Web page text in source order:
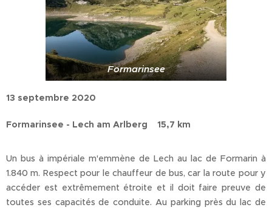
Formarinsee
13 septembre 2020
Formarinsee - Lech am Arlberg 15,7 km
Un bus à impériale m'emmène de Lech au lac de Formarin à
1.840 m. Respect pour le chauffeur de bus, car la route pour y
accéder est extrêmement étroite et il doit faire preuve de
toutes ses capacités de conduite. Au parking près du lac de